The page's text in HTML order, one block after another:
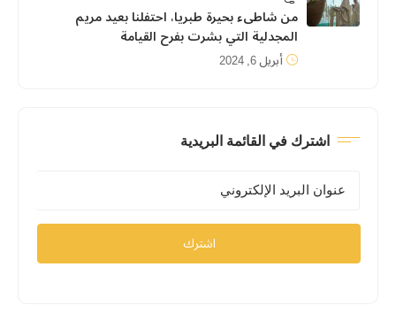
من شاطىء بحيرة طبريا، احتفلنا بعيد مريم
المجدلية التي بشرت بفرح القيامة
أبريل 6, 2024
اشترك في القائمة البريدية
اشترك